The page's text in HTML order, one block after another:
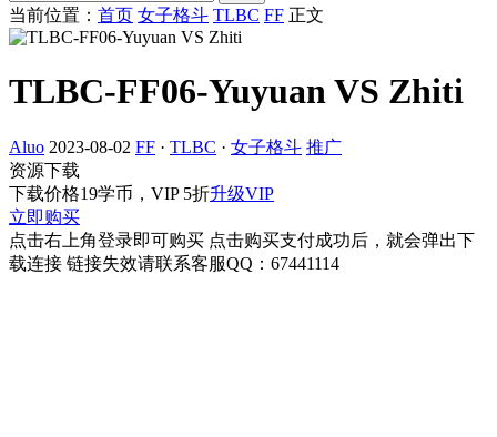
当前位置： 首页 女子格斗 TLBC FF 正文
TLBC-FF06-Yuyuan VS Zhiti
Aluo 2023-08-02 FF · TLBC · 女子格斗 推广
资源下载
下载价格19学币，VIP 5折升级VIP
立即购买
点击右上角登录即可购买 点击购买支付成功后，就会弹出下
载连接 链接失效请联系客服QQ：67441114